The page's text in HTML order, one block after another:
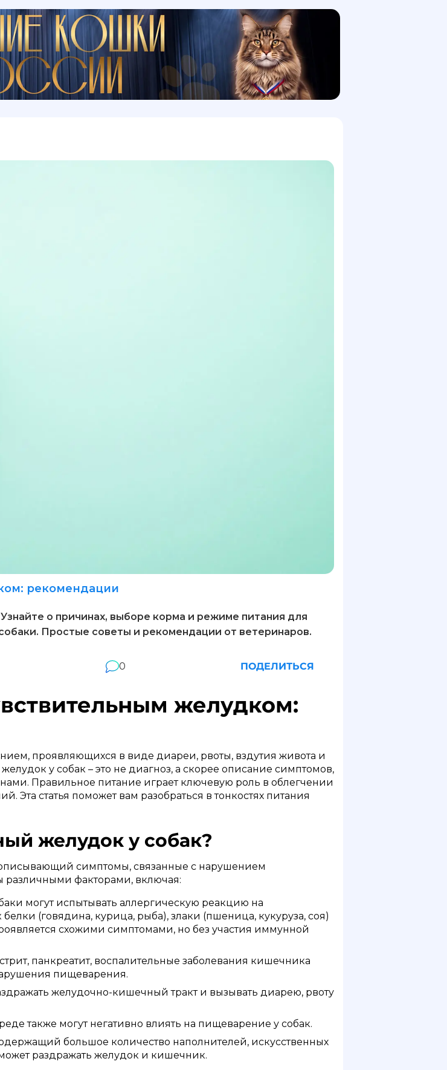
рекомендации
о причинах, выборе корма и режиме питания для
Простые советы и рекомендации от ветеринаров.
0 ПОДЕЛИТЬСЯ
желудком:
проявляющихся в виде диареи, рвоты, вздутия живота и
у собак – это не диагноз, а скорее описание симптомов,
Правильное питание играет ключевую роль в облегчении
Эта статья поможет вам разобраться в тонкостях питания
желудок у собак?
симптомы, связанные с нарушением
различными факторами, включая:
могут испытывать аллергическую реакцию на
(говядина, курица, рыба), злаки (пшеница, кукуруза, соя)
схожими симптомами, но без участия иммунной
панкреатит, воспалительные заболевания кишечника
пищеварения.
желудочно-кишечный тракт и вызывать диарею, рвоту
также могут негативно влиять на пищеварение у собак.
большое количество наполнителей, искусственных
раздражать желудок и кишечник.